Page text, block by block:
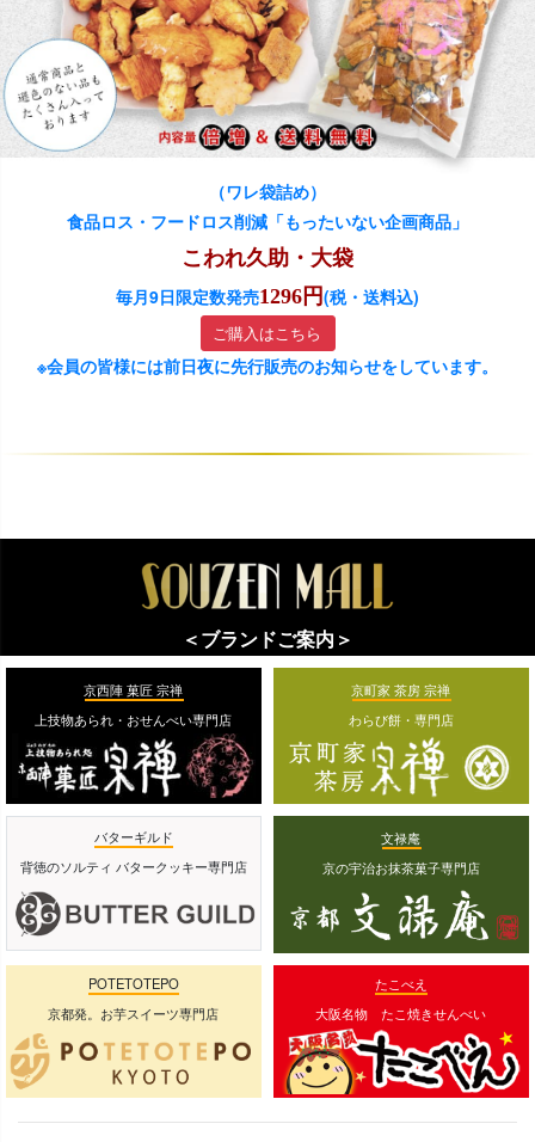
（ワレ袋詰め）
食品ロス・フードロス削減「もったいない企画商品」
こわれ久助・大袋
毎月9日限定数発売1296円(税・送料込)
ご購入はこちら
※会員の皆様には前日夜に先行販売のお知らせをしています。
＜ブランドご案内＞
京西陣 菓匠 宗禅
上技物あられ・おせんべい専門店
京町家 茶房 宗禅
わらび餅・専門店
バターギルド
背徳のソルティ バタークッキー専門店
文禄庵
京の宇治お抹茶菓子専門店
POTETOTEPO
京都発。お芋スイーツ専門店
たこべえ
大阪名物 たこ焼きせんべい